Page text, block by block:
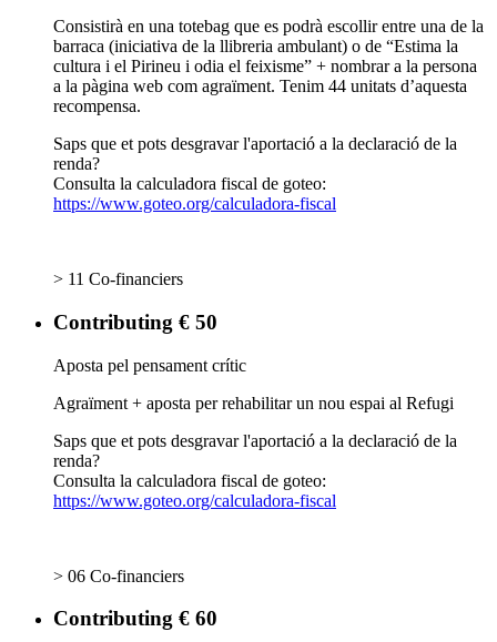
Consistirà en una totebag que es podrà escollir entre una de la
barraca (iniciativa de la llibreria ambulant) o de “Estima la
cultura i el Pirineu i odia el feixisme” + nombrar a la persona
a la pàgina web com agraïment. Tenim 44 unitats d’aquesta
recompensa.
Saps que et pots desgravar l'aportació a la declaració de la
renda?
Consulta la calculadora fiscal de goteo:
https://www.goteo.org/calculadora-fiscal
> 11 Co-financiers
Contributing € 50
Aposta pel pensament crític
Agraïment + aposta per rehabilitar un nou espai al Refugi
Saps que et pots desgravar l'aportació a la declaració de la
renda?
Consulta la calculadora fiscal de goteo:
https://www.goteo.org/calculadora-fiscal
> 06 Co-financiers
Contributing € 60